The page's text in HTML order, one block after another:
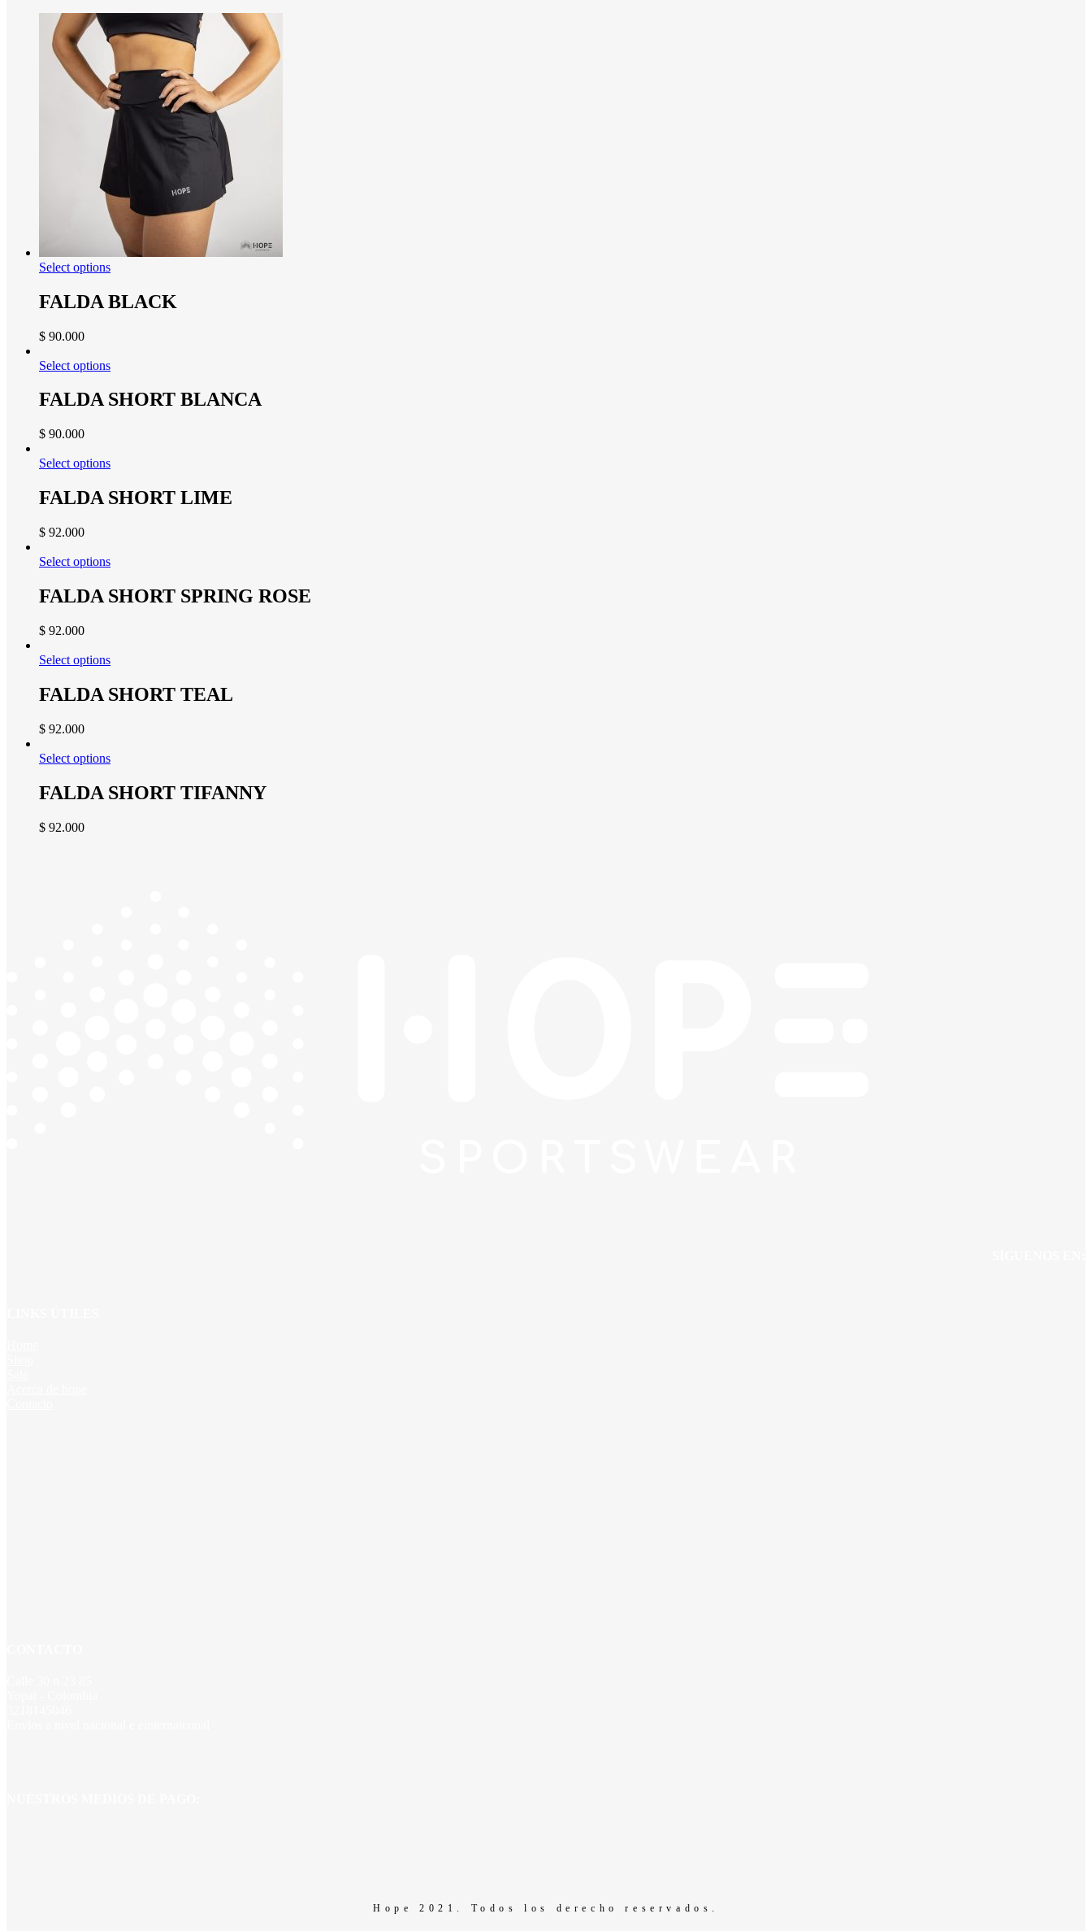
Select options
FALDA BLACK
$ 90.000
Select options
FALDA SHORT BLANCA
$ 90.000
Select options
FALDA SHORT LIME
$ 92.000
Select options
FALDA SHORT SPRING ROSE
$ 92.000
Select options
FALDA SHORT TEAL
$ 92.000
Select options
FALDA SHORT TIFANNY
$ 92.000
Hope 2021. Todos los derecho reservados.